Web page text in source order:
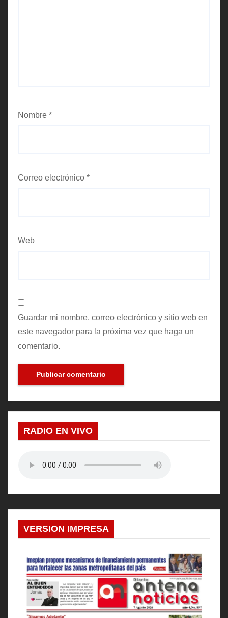
Nombre *
Correo electrónico *
Web
Guardar mi nombre, correo electrónico y sitio web en
este navegador para la próxima vez que haga un
comentario.
RADIO EN VIVO
VERSION IMPRESA